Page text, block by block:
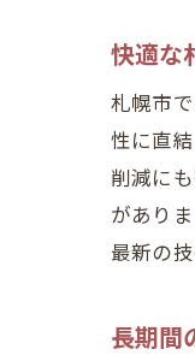
快適な
札幌市
性に直
削減に
があり
最新の
長期間